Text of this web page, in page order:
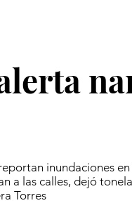
inundaciones en
a las calles, dejó
Torres